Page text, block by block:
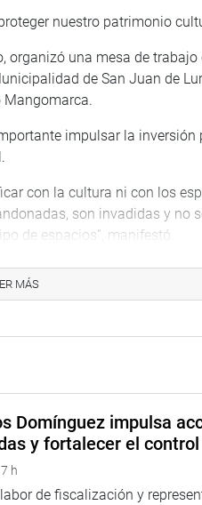
nuestro patrimonio
organizó una mesa de
de San Juan de
impulsar la inversión
con la cultura ni con los
son invadidas y no
de espacios”, manifestó.
de 16 años no han
previas con el equipo
de San Juan de
ambientes del centro
CAVERO
MÁS
Domínguez impulsa
y fortalecer el
h
de fiscalización y